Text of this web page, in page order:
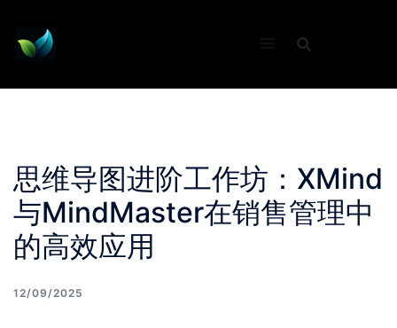
content
思维导图进阶工作坊：XMind
与MindMaster在销售管理中
的高效应用
12/09/2025